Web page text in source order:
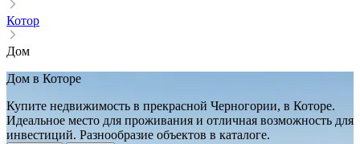
Котор
Дом
Дом в Которе
Купите недвижимость в прекрасной Черногории, в Которе.
Идеальное место для проживания и отличная возможность для
инвестиций. Разнообразие объектов в каталоге.